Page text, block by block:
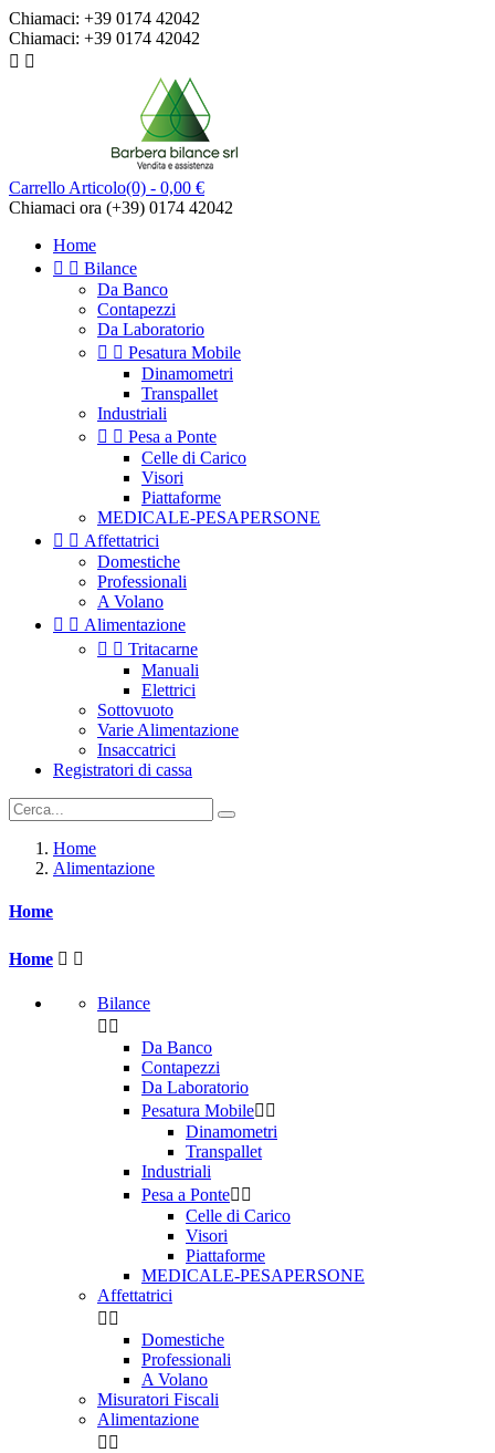
Chiamaci: +39 0174 42042
Chiamaci: +39 0174 42042
 
Carrello Articolo(0) - 0,00 €
Chiamaci ora (+39) 0174 42042
Home
  Bilance
Da Banco
Contapezzi
Da Laboratorio
  Pesatura Mobile
Dinamometri
Transpallet
Industriali
  Pesa a Ponte
Celle di Carico
Visori
Piattaforme
MEDICALE-PESAPERSONE
  Affettatrici
Domestiche
Professionali
A Volano
  Alimentazione
  Tritacarne
Manuali
Elettrici
Sottovuoto
Varie Alimentazione
Insaccatrici
Registratori di cassa
Home
Alimentazione
Home
Home  
Bilance
 
Da Banco
Contapezzi
Da Laboratorio
Pesatura Mobile 
Dinamometri
Transpallet
Industriali
Pesa a Ponte 
Celle di Carico
Visori
Piattaforme
MEDICALE-PESAPERSONE
Affettatrici
 
Domestiche
Professionali
A Volano
Misuratori Fiscali
Alimentazione
 